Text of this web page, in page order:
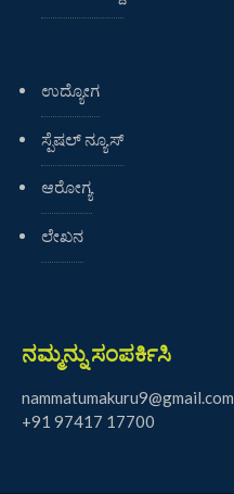
ಉದ್ಯೋಗ
ಸ್ಪೆಷಲ್ ನ್ಯೂಸ್
ಆರೋಗ್ಯ
ಲೇಖನ
ನಮ್ಮನ್ನು ಸಂಪರ್ಕಿಸಿ
nammatumakuru9@gmail.com
+91 97417 17700